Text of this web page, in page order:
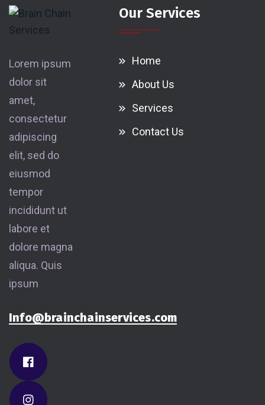
Lorem ipsum
dolor sit
amet,
consectetur
adipiscing
elit, sed do
eiusmod
tempor
incididunt ut
labore et
dolore magna
aliqua. Quis
ipsum
Info@brainchainservices.com
Our Services
Home
About Us
Services
Contact Us